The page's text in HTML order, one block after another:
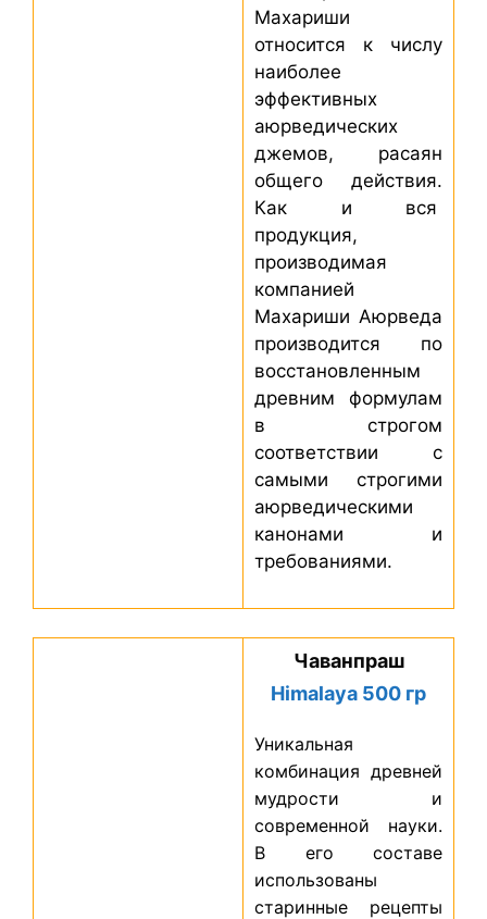
Махариши
относится к числу
наиболее
эффективных
аюрведических
джемов, расаян
общего действия.
Как и вся
продукция,
производимая
компанией
Махариши Аюрведа
производится по
восстановленным
древним формулам
в строгом
соответствии с
самыми строгими
аюрведическими
канонами и
требованиями.
Чаванпраш
Himalaya 500 гр
Уникальная
комбинация древней
мудрости и
современной науки.
В его составе
использованы
старинные рецепты